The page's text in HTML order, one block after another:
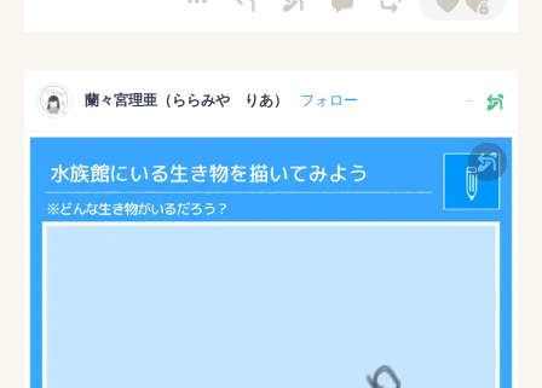
蘭々宮理亜（ららみや りあ） フォロー --